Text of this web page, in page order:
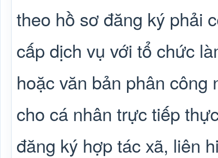
theo hồ sơ đăng ký phải
cấp dịch vụ với tổ chức
hoặc văn bản phân
cho cá nhân trực tiếp
đăng ký hợp tác xã, liên